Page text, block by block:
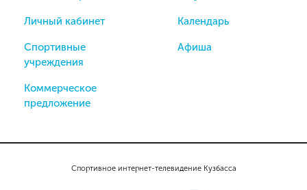
Спортивное интернет-телевидение Кузбасса
Личный кабинет
Спортивные
учреждения
Коммерческое
предложение
Календарь
Афиша